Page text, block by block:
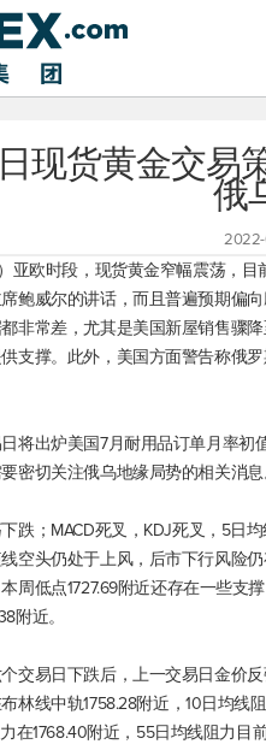
现货黄金交易
俄
2022-
亚欧时段， 现货黄金窄幅震荡，目
鲍威尔的讲话，而且普遍预期偏
非常差，尤其是美国新屋销售骤
支撑。此外，美国方面警告称俄
将出炉美国7月耐用品订单月率初
密切关注俄乌地缘局势的相关消息
跌；MACD死叉，KDJ死叉，5日
空头仍处于上风，后市下行风险
周低点1727.69附近还存在一些支
附近。
交易日下跌后，上一交易日金价
林线中轨1758.28附近，10日均线
在1768.40附近，55日均线阻力目